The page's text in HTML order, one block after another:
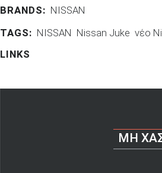
BRANDS: NISSAN
TAGS: NISSAN Nissan Juke νέο
LINKS
ΜΗ